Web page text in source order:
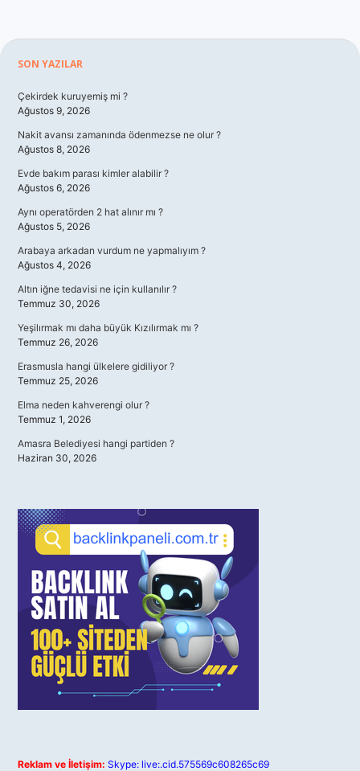
Sidebar
SON YAZILAR
Çekirdek kuruyemiş mi ?
Ağustos 9, 2026
Nakit avansı zamanında ödenmezse ne olur ?
Ağustos 8, 2026
Evde bakım parası kimler alabilir ?
Ağustos 6, 2026
Aynı operatörden 2 hat alınır mı ?
Ağustos 5, 2026
Arabaya arkadan vurdum ne yapmalıyım ?
Ağustos 4, 2026
Altın iğne tedavisi ne için kullanılır ?
Temmuz 30, 2026
Yeşilırmak mı daha büyük Kızılırmak mı ?
Temmuz 26, 2026
Erasmusla hangi ülkelere gidiliyor ?
Temmuz 25, 2026
Elma neden kahverengi olur ?
Temmuz 1, 2026
Amasra Belediyesi hangi partiden ?
Haziran 30, 2026
Reklam ve İletişim: Skype: live:.cid.575569c608265c69